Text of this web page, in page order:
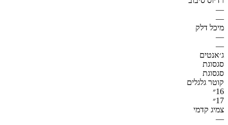
—
—
מיכל דלק
—
—
ג׳אנטים
סגסוגת
סגסוגת
קוטר גלגלים
16״
17״
צמיג קדמי
—